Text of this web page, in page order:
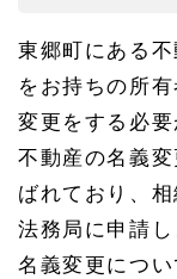
屋家
庭裁
判所
への
セス
1.
7
東郷
町の
東郷町にある
をお持ちの所
変更をする必要
不動産の名義
ばれており、
法務局に申請し
名義変更につ